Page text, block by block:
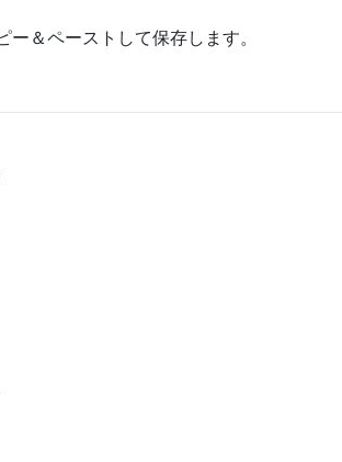
＆ペーストして保存します。